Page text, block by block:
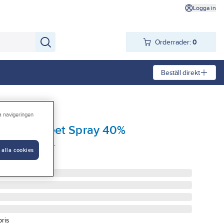
Logga in
Orderrader: 0
Beställ direkt
- Deet Spray 40%
- DEET 60 ML
navigeringen
alla cookies